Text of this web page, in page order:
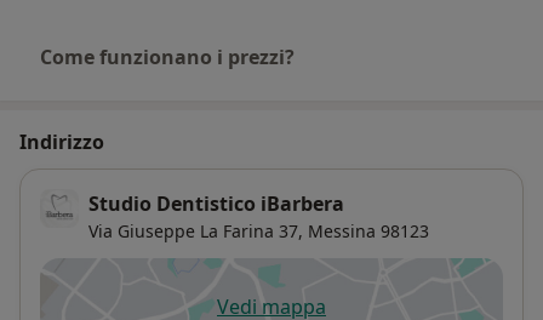
Come funzionano i prezzi?
Indirizzo
Studio Dentistico iBarbera
Via Giuseppe La Farina 37, Messina 98123
Vedi mappa